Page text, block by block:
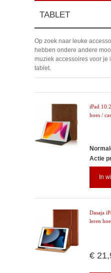
TABLET
Op zoek naar leuke
hebben ondere andere
muziek accessoires voor je
tablet.
iPad
hoes /
Actie
In
Dasaja
leren
€